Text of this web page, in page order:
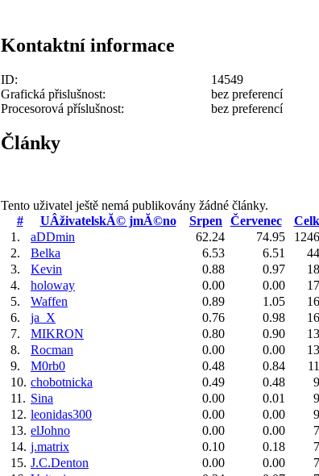
Kontaktní informace
ID:
14549
Grafická přislušnost:
bez preferencí
Procesorová příslušnost:
bez preferencí
Články
Tento uživatel ještě nemá publikovány žádné články.
#
UÂživatelskĂ© jmĂ©no Srpen Červenec
1.
aDDmin 62.24 74.95
2.
Belka 6.53 6.51
3.
Kevin 0.88 0.97
4.
holoway 0.00 0.00
5.
Waffen 0.89 1.05
6.
ja_X 0.76 0.98
7.
MIKRON 0.80 0.90
8.
Rocman 0.00 0.00
9.
M0rb0 0.48 0.84
10. chobotnicka 0.49 0.48
11. Sina 0.00 0.01
12. leonidas300 0.00 0.00
13. elJohno 0.00 0.00
14. j.matrix 0.10 0.18
15. J.C.Denton 0.00 0.00